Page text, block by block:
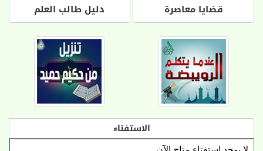
قضايا معاصرة دليل طالب العلم
الاستفتاء